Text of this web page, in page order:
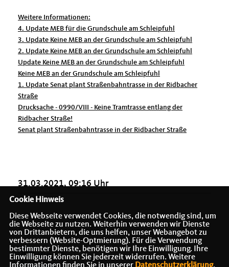
Weitere Informationen:
4. Update MEB für die Grundschule am Schleipfuhl
3. Update Keine MEB an der Grundschule am Schleipfuhl
2. Update Keine MEB an der Grundschule am Schleipfuhl
Update Keine MEB an der Grundschule am Schleipfuhl
Keine MEB an der Grundschule am Schleipfuhl
1. Update Senat plant Straßenbahntrasse in der Ridbacher
Straße
Drucksache - 0990/VIII - Keine Tramtrasse entlang der
Ridbacher Straße!
Senat plant Straßenbahntrasse in der Ridbacher Straße
31.03.2021, 09:16 Uhr
Cookie Hinweis
Diese Webseite verwendet Cookies, die notwendig sind, um
die Webseite zu nutzen. Weiterhin verwenden wir Dienste
von Drittanbietern, die uns helfen, unser Webangebot zu
verbessern (Website-Optmierung). Für die Verwendung
bestimmter Dienste, benötigen wir Ihre Einwilligung. Ihre
Einwilligung können Sie jederzeit widerrufen. Weitere